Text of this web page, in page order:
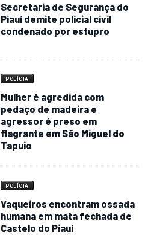
Secretaria de Segurança do
Piauí demite policial civil
condenado por estupro
POLÍCIA
Mulher é agredida com
pedaço de madeira e
agressor é preso em
flagrante em São Miguel do
Tapuio
POLÍCIA
Vaqueiros encontram ossada
humana em mata fechada de
Castelo do Piauí